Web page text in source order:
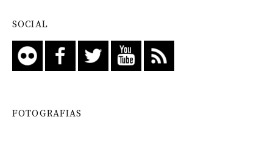
SOCIAL
FOTOGRAFIAS